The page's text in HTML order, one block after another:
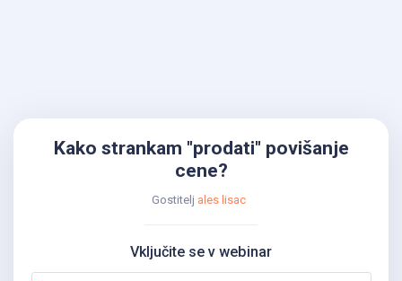
Kako strankam "prodati" povišanje
cene?
Gostitelj ales lisac
Vključite se v webinar